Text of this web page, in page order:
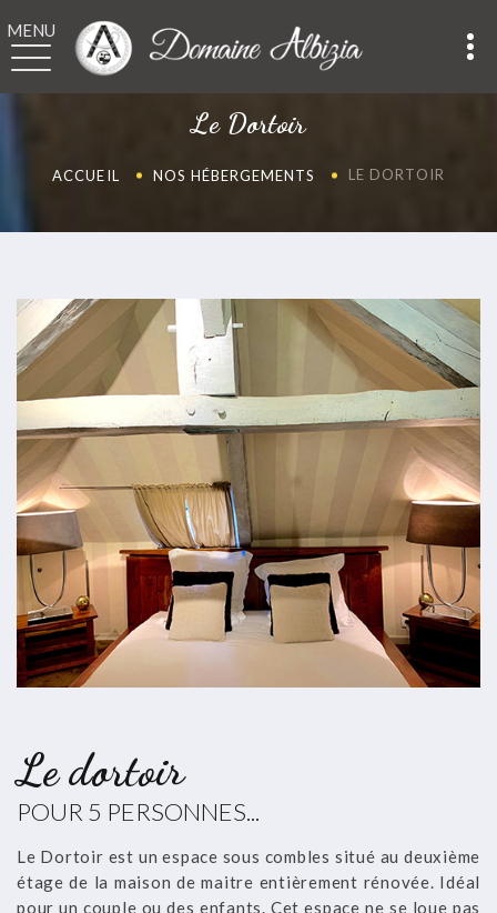
MENU
Le Dortoir
ACCUEIL NOS HÉBERGEMENTS LE DORTOIR
Le dortoir
POUR 5 PERSONNES...
Le Dortoir est un espace sous combles situé au deuxième
étage de la maison de maitre entièrement rénovée. Idéal
pour un couple ou des enfants. Cet espace ne se loue pas